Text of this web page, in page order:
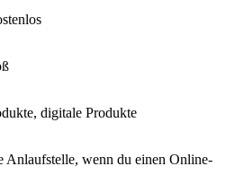
digitale Produkte
Anlaufstelle, wenn du einen Online-